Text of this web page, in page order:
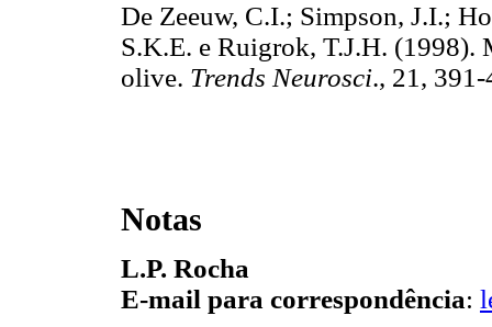
De Zeeuw, C.I.; Simpson, J.I.;
S.K.E. e Ruigrok, T.J.H.
olive. Trends Neurosci., 21,
Notas
L.P. Rocha
E-mail para correspondência: